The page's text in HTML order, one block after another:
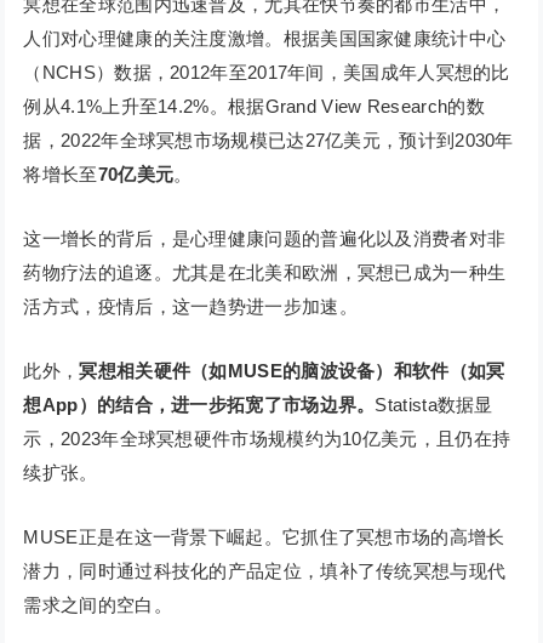
人们对心理健康的关注度激增。根据美国国家健康统计中心
（NCHS）数据，2012年至2017年间，美国成年人冥想的比
例从4.1%上升至14.2%。根据Grand View Research的数
据，2022年全球冥想市场规模已达27亿美元，预计到2030年
将增长至70亿美元。
这一增长的背后，是心理健康问题的普遍化以及消费者对非
药物疗法的追逐。尤其是在北美和欧洲，冥想已成为一种生
活方式，疫情后，这一趋势进一步加速。
此外，冥想相关硬件（如MUSE的脑波设备）和软件（如冥
想App）的结合，进一步拓宽了市场边界。 Statista数据显
示，2023年全球冥想硬件市场规模约为10亿美元，且仍在持
续扩张。
MUSE正是在这一背景下崛起。它抓住了冥想市场的高增长
潜力，同时通过科技化的产品定位，填补了传统冥想与现代
需求之间的空白。